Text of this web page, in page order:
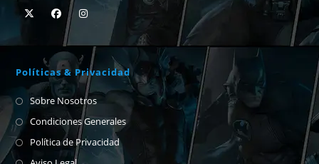
Políticas & Privacidad
Sobre Nosotros
Condiciones Generales
Política de Privacidad